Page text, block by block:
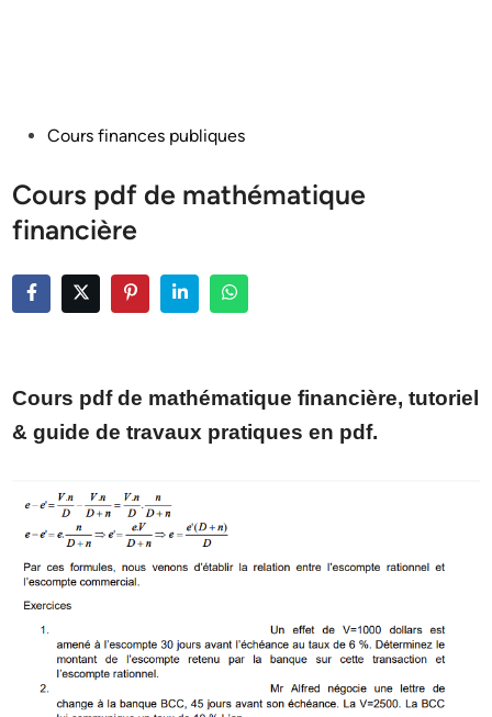
PostedCours finances publiques
Cours pdf de mathématique
financière
Cours pdf de mathématique financière, tutoriel
& guide de travaux pratiques en pdf.